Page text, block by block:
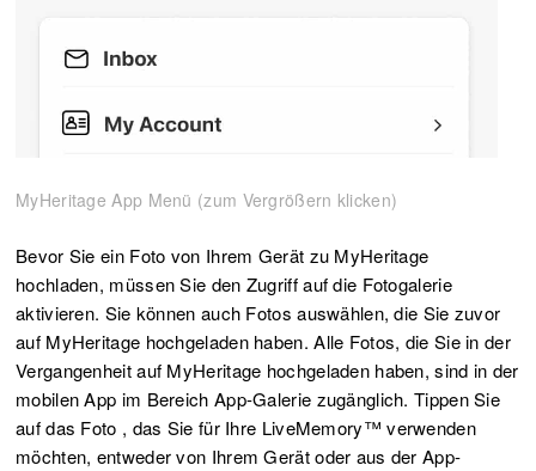
MyHeritage App Menü (zum Vergrößern klicken)
Bevor Sie ein Foto von Ihrem Gerät zu MyHeritage
hochladen, müssen Sie den Zugriff auf die Fotogalerie
aktivieren. Sie können auch Fotos auswählen, die Sie zuvor
auf MyHeritage hochgeladen haben. Alle Fotos, die Sie in der
Vergangenheit auf MyHeritage hochgeladen haben, sind in der
mobilen App im Bereich App-Galerie zugänglich. Tippen Sie
auf das Foto , das Sie für Ihre LiveMemory™ verwenden
möchten, entweder von Ihrem Gerät oder aus der App-